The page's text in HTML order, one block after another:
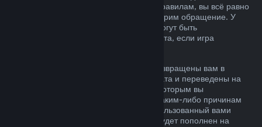
ситуация не соответствует описанным правилам, вы всё равно
можете запросить возврат, и мы рассмотрим обращение. У
пользователей из некоторых регионов могут быть
дополнительные права на запрос возврата, если игра
Средства за покупку будут полностью возвращены вам в
течение недели после одобрения возврата и переведены на
кошелек Steam или тот способ оплаты, которым вы
воспользовались при покупке. Если по каким-либо причинам
Steam не сможет вернуть деньги на использованный вами
способ оплаты, то ваш кошелек Steam будет пополнен на